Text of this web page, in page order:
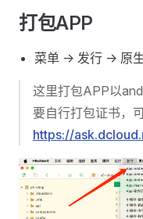
打包APP
菜单 -> 发行 -> 原
这里打包APP以
要自行打包证书，
https://